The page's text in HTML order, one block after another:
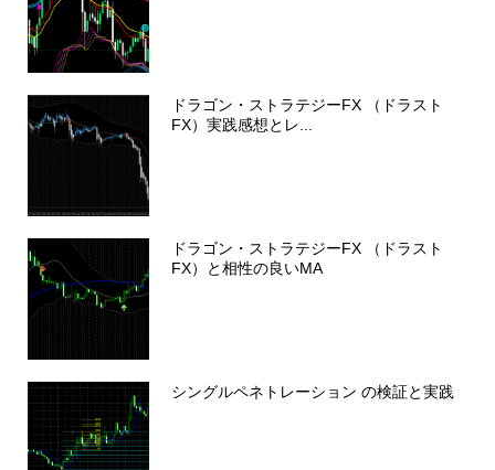
ドラゴン・ストラテジーFX （ドラスト
FX）実践感想とレ...
ドラゴン・ストラテジーFX （ドラスト
FX）と相性の良いMA
シングルペネトレーション の検証と実践